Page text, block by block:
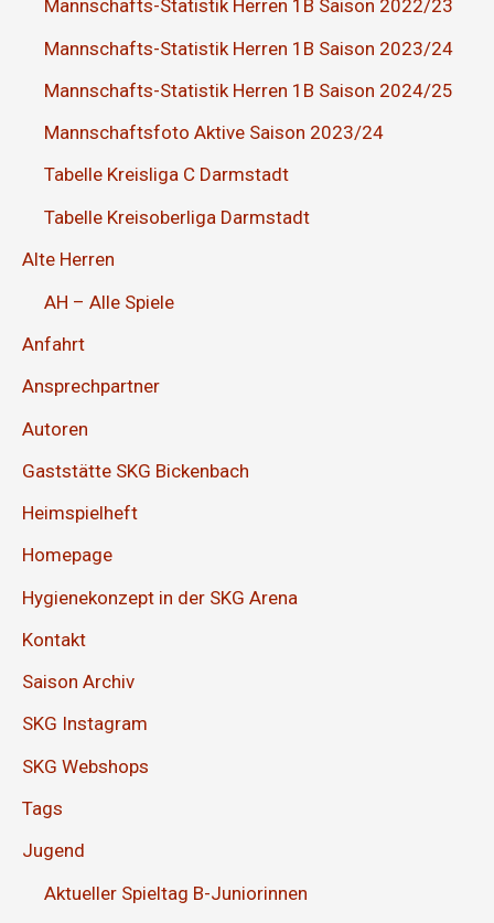
Mannschafts-Statistik Herren 1B Saison 2022/23
Mannschafts-Statistik Herren 1B Saison 2023/24
Mannschafts-Statistik Herren 1B Saison 2024/25
Mannschaftsfoto Aktive Saison 2023/24
Tabelle Kreisliga C Darmstadt
Tabelle Kreisoberliga Darmstadt
Alte Herren
AH – Alle Spiele
Anfahrt
Ansprechpartner
Autoren
Gaststätte SKG Bickenbach
Heimspielheft
Homepage
Hygienekonzept in der SKG Arena
Kontakt
Saison Archiv
SKG Instagram
SKG Webshops
Tags
Jugend
Aktueller Spieltag B-Juniorinnen